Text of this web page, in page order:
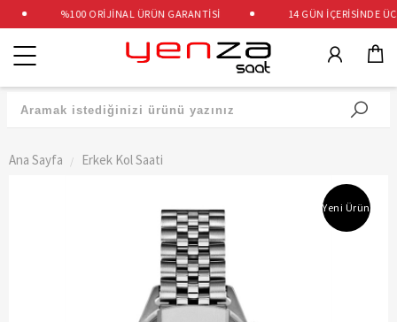
%100 ORİJİNAL ÜRÜN GARANTİSİ 14 GÜN İÇERİSİNDE
Kategoriler
Ana Sayfa Erkek Kol Saati
Yeni Ürün